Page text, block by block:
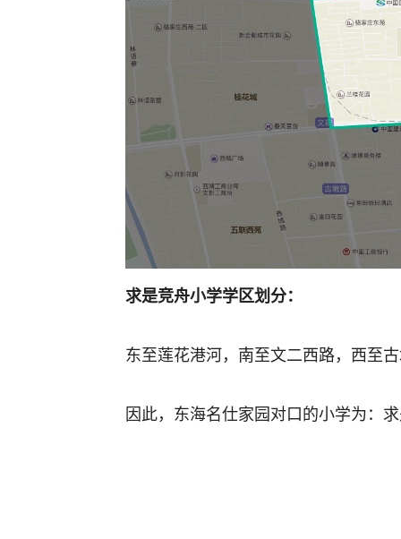
求是竞舟小学学区划分：
东至莲花港河，南至文二西路，西至
因此，东海名仕家园对口的小学为：